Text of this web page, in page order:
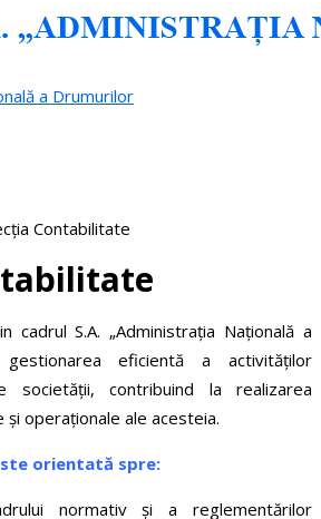
a Drumurilor
Contabilitate
cadrul S.A. „Administrația Națională a
gestionarea eficientă a activităților
societății, contribuind la realizarea
operaționale ale acesteia.
orientată spre:
normativ și a reglementărilor